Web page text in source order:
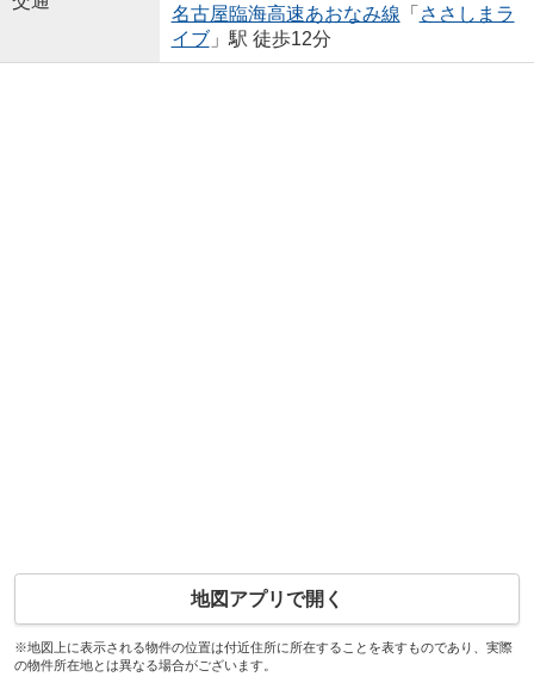
名古屋臨海高速あおなみ線 「 ささしまラ
イブ」駅 徒歩12分
地図アプリで開く
※地図上に表示される物件の位置は付近住所に所在することを表すものであり、実際
の物件所在地とは異なる場合がございます。